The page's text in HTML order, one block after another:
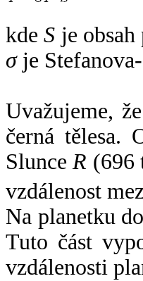
kdeS je
σje
Uvažujeme,
černá tělesa.
SlunceR (696
vzdálenost
Na planetku
Tuto část
vzdálenosti